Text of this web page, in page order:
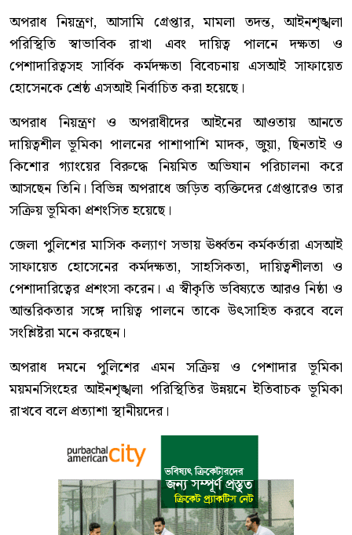
অপরাধ নিয়ন্ত্রণ, আসামি গ্রেপ্তার, মামলা তদন্ত, আইনশৃঙ্খলা
পরিস্থিতি স্বাভাবিক রাখা এবং দায়িত্ব পালনে দক্ষতা ও
পেশাদারিত্বসহ সার্বিক কর্মদক্ষতা বিবেচনায় এসআই সাফায়েত
হোসেনকে শ্রেষ্ঠ এসআই নির্বাচিত করা হয়েছে।
অপরাধ নিয়ন্ত্রণ ও অপরাধীদের আইনের আওতায় আনতে
দায়িত্বশীল ভূমিকা পালনের পাশাপাশি মাদক, জুয়া, ছিনতাই ও
কিশোর গ্যাংয়ের বিরুদ্ধে নিয়মিত অভিযান পরিচালনা করে
আসছেন তিনি। বিভিন্ন অপরাধে জড়িত ব্যক্তিদের গ্রেপ্তারেও তার
সক্রিয় ভূমিকা প্রশংসিত হয়েছে।
জেলা পুলিশের মাসিক কল্যাণ সভায় ঊর্ধ্বতন কর্মকর্তারা এসআই
সাফায়েত হোসেনের কর্মদক্ষতা, সাহসিকতা, দায়িত্বশীলতা ও
পেশাদারিত্বের প্রশংসা করেন। এ স্বীকৃতি ভবিষ্যতে আরও নিষ্ঠা ও
আন্তরিকতার সঙ্গে দায়িত্ব পালনে তাকে উৎসাহিত করবে বলে
সংশ্লিষ্টরা মনে করছেন।
অপরাধ দমনে পুলিশের এমন সক্রিয় ও পেশাদার ভূমিকা
ময়মনসিংহের আইনশৃঙ্খলা পরিস্থিতির উন্নয়নে ইতিবাচক ভূমিকা
রাখবে বলে প্রত্যাশা স্থানীয়দের।